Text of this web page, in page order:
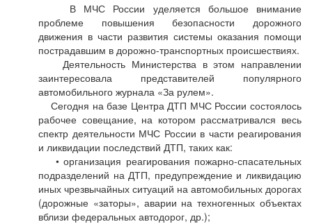
В МЧС России уделяется большое внимание
проблеме повышения безопасности дорожного
движения в части развития системы оказания помощи
пострадавшим в дорожно-транспортных происшествиях.
Деятельность Министерства в этом направлении
заинтересовала представителей популярного
автомобильного журнала «За рулем».
Сегодня на базе Центра ДТП МЧС России состоялось
рабочее совещание, на котором рассматривался весь
спектр деятельности МЧС России в части реагирования
и ликвидации последствий ДТП, таких как:
• организация реагирования пожарно-спасательных
подразделений на ДТП, предупреждение и ликвидацию
иных чрезвычайных ситуаций на автомобильных дорогах
(дорожные «заторы», аварии на техногенных объектах
вблизи федеральных автодорог, др.);